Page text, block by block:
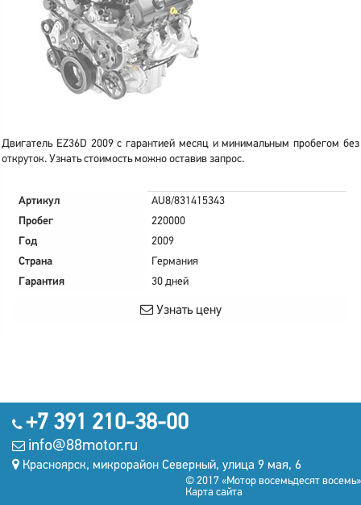
Двигатель EZ36D 2009 с гарантией месяц и минимальным пробегом без
откруток. Узнать стоимость можно оставив запрос.
Артикул
AU8/831415343
Пробег
220000
Год
2009
Страна
Германия
Гарантия
30 дней
Узнать цену
+7 391 210-38-00
info@88motor.ru
Красноярск, микрорайон Северный, улица 9 мая, 6
© 2017 «Мотор восемьдесят восемь»
Карта сайта